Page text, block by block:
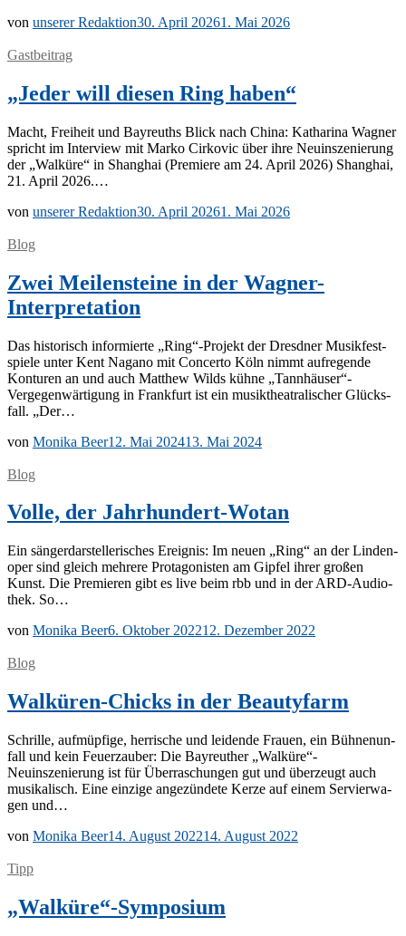
von unserer Redaktion30. April 20261. Mai 2026
Gastbeitrag
„Jeder will diesen Ring haben“
Macht, Frei­heit und Bay­reuths Blick nach Chi­na: Ka­tha­ri­na Wag­ner
spricht im In­ter­view mit Mar­ko Cir­ko­vic über ihre Neu­in­sze­nie­rung
der „Wal­kü­re“ in Shang­hai (Pre­mie­re am 24. April 2026) Shang­hai,
21. April 2026.…
von unserer Redaktion30. April 20261. Mai 2026
Blog
Zwei Meilensteine in der Wagner-
Interpretation
Das his­to­risch in­for­mier­te „Ring“-Projekt der Dresd­ner Mu­sik­fest­
spie­le un­ter Kent Na­ga­no mit Con­cer­to Köln nimmt auf­re­gen­de
Kon­tu­ren an und auch Matthew Wilds küh­ne „Tannhäuser“-
Vergegenwärtigung in Frank­furt ist ein mu­sik­thea­tra­li­scher Glücks­
fall. „Der…
von Monika Beer12. Mai 202413. Mai 2024
Blog
Volle, der Jahrhundert-Wotan
Ein sän­ger­dar­stel­le­ri­sches Er­eig­nis: Im neu­en „Ring“ an der Lin­den­
oper sind gleich meh­re­re Prot­ago­nis­ten am Gip­fel ih­rer gro­ßen
Kunst. Die Pre­mie­ren gibt es live beim rbb und in der ARD-Au­dio­
thek. So…
von Monika Beer6. Oktober 202212. Dezember 2022
Blog
Walküren-Chicks in der Beautyfarm
Schril­le, auf­müp­fi­ge, her­ri­sche und lei­den­de Frau­en, ein Büh­nen­un­
fall und kein Feu­er­zau­ber: Die Bay­reu­ther „Walküre“-
Neuinszenierung ist für Über­ra­schun­gen gut und über­zeugt auch
mu­si­ka­lisch. Eine ein­zi­ge an­ge­zün­de­te Ker­ze auf ei­nem Ser­vier­wa­
gen und…
von Monika Beer14. August 202214. August 2022
Tipp
„Walküre“-Symposium